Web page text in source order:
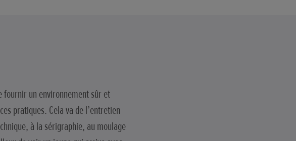
fournir un environnement sûr et
pratiques. Cela va de l’entretien
à la sérigraphie, au moulage